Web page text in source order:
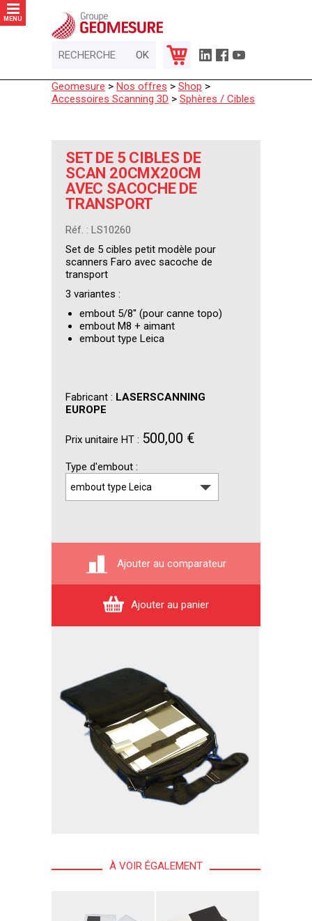
MENU
Geomesure > Nos offres > Shop >
Accessoires Scanning 3D > Sphères / Cibles
SET DE 5 CIBLES DE
SCAN 20CMX20CM
AVEC SACOCHE DE
TRANSPORT
Réf. : LS10260
Set de 5 cibles petit modèle pour
scanners Faro avec sacoche de
transport
3 variantes :
embout 5/8'' (pour canne topo)
embout M8 + aimant
embout type Leica
Fabricant : LASERSCANNING
EUROPE
Prix unitaire HT : 500,00 €
Type d'embout
Ajouter au comparateur
Ajouter au panier
À VOIR ÉGALEMENT
Panneau de gestion des cookies